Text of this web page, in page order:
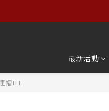
最新活動
帽TEE